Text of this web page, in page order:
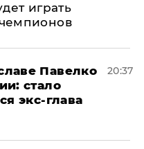
играть
Павелко
стало
экс-глава
20:37